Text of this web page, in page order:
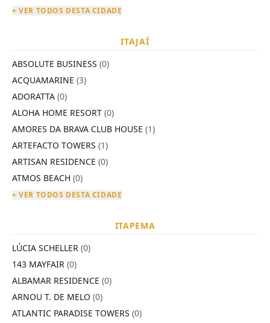
+ VER TODOS DESTA CIDADE
ITAJAÍ
ABSOLUTE BUSINESS (0)
ACQUAMARINE (3)
ADORATTA (0)
ALOHA HOME RESORT (0)
AMORES DA BRAVA CLUB HOUSE (1)
ARTEFACTO TOWERS (1)
ARTISAN RESIDENCE (0)
ATMOS BEACH (0)
+ VER TODOS DESTA CIDADE
ITAPEMA
LÚCIA SCHELLER (0)
143 MAYFAIR (0)
ALBAMAR RESIDENCE (0)
ARNOU T. DE MELO (0)
ATLANTIC PARADISE TOWERS (0)